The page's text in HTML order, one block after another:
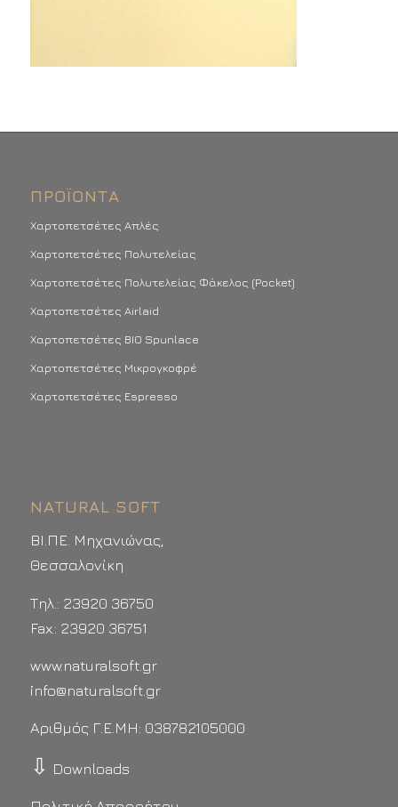
ΠΡΟΪΌΝΤΑ
Χαρτοπετσέτες Απλές
Χαρτοπετσέτες Πολυτελείας
Χαρτοπετσέτες Πολυτελείας Φάκελος (Pocket)
Χαρτοπετσέτες Airlaid
Χαρτοπετσέτες BIO Spunlace
Χαρτοπετσέτες Μικρογκοφρέ
Χαρτοπετσέτες Espresso
NATURAL SOFT
ΒΙ.ΠΕ. Μηχανιώνας,
Θεσσαλονίκη
Τηλ.: 23920 36750
Fax.: 23920 36751
www.naturalsoft.gr
info@naturalsoft.gr
Αριθμός Γ.Ε.ΜΗ: 038782105000
⇩ Downloads